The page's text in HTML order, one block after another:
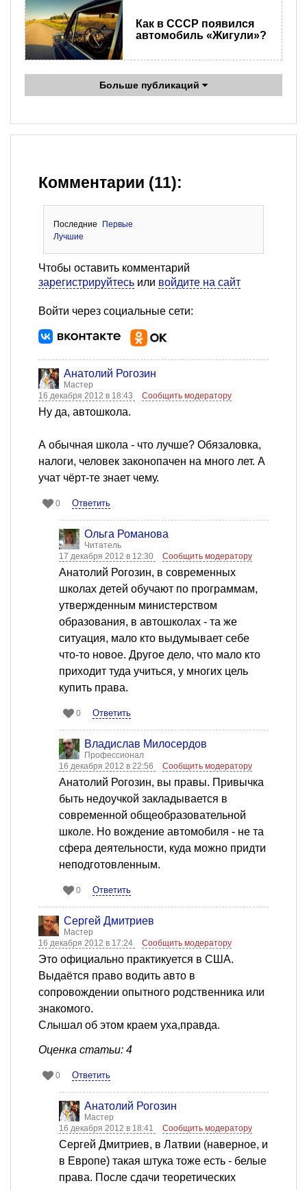
Как в СССР появился
автомобиль «Жигули»?
Больше публикаций
Комментарии (11):
Последние
Первые
Лучшие
Чтобы оставить комментарий
зарегистрируйтесь или войдите на сайт
Войти через социальные сети:
Анатолий Рогозин
Мастер
16 декабря 2012 в 18:43
Сообщить модератору
Ну да, автошкола.
А обычная школа - что лучше? Обязаловка,
налоги, человек законопачен на много лет. А
учат чёрт-те знает чему.
0 Ответить
Ольга Романова
Читатель
17 декабря 2012 в 12:30
Сообщить модератору
Анатолий Рогозин, в современных
школах детей обучают по программам,
утвержденным министерством
образования, в автошколах - та же
ситуация, мало кто выдумывает себе
что-то новое. Другое дело, что мало кто
приходит туда учиться, у многих цель
купить права.
0 Ответить
Владислав Милосердов
Профессионал
16 декабря 2012 в 22:56
Сообщить модератору
Анатолий Рогозин, вы правы. Привычка
быть недоучкой закладывается в
современной общеобразовательной
школе. Но вождение автомобиля - не та
сфера деятельности, куда можно придти
неподготовленным.
0 Ответить
Сергей Дмитриев
Мастер
16 декабря 2012 в 17:24
Сообщить модератору
Это официально практикуется в США.
Выдаётся право водить авто в
сопровождении опытного родственника или
знакомого.
Слышал об этом краем уха,правда.
Оценка статьи: 4
0 Ответить
Анатолий Рогозин
Мастер
16 декабря 2012 в 18:41
Сообщить модератору
Сергей Дмитриев, в Латвии (наверное, и
в Европе) такая штука тоже есть - белые
права. После сдачи теоретических